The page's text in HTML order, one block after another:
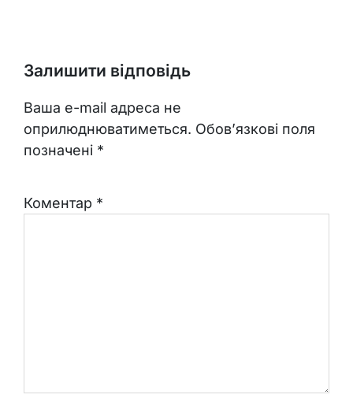
Залишити відповідь
Ваша e-mail адреса не
оприлюднюватиметься. Обов’язкові поля
позначені *
Коментар *